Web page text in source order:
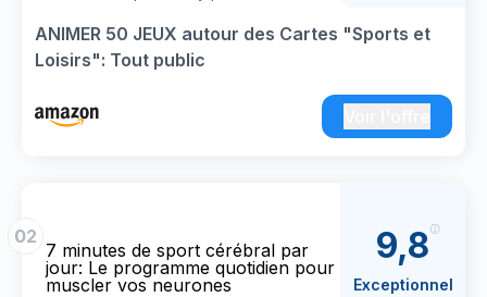
ANIMER 50 JEUX autour des Cartes "Sports et
Loisirs": Tout public
02
7 minutes de sport cérébral par
jour: Le programme quotidien pour
muscler vos neurones
9,8
Exceptionnel